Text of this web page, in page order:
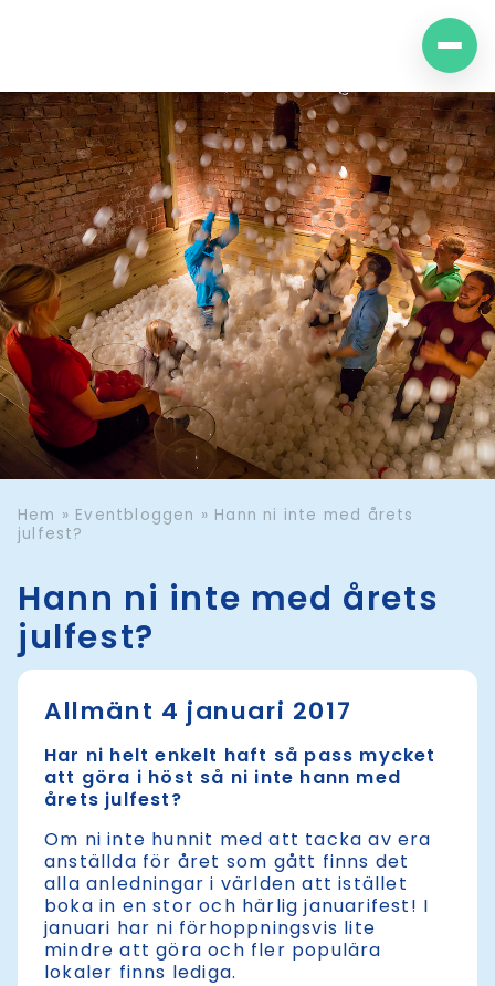
Hem » Eventbloggen » Hann ni inte med årets
julfest?
Hann ni inte med årets
julfest?
Allmänt 4 januari 2017
Har ni helt enkelt haft så pass mycket
att göra i höst så ni inte hann med
årets julfest?
Om ni inte hunnit med att tacka av era
anställda för året som gått finns det
alla anledningar i världen att istället
boka in en stor och härlig januarifest! I
januari har ni förhoppningsvis lite
mindre att göra och fler populära
lokaler finns lediga.